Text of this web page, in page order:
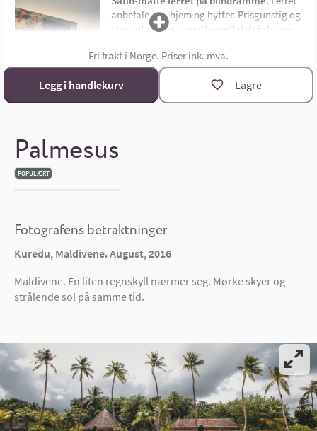
Palmesus
POPULÆRT
anbefales for hjem og hytter. Prisgunstig og
elegant med halvmatt overflatetekstur og
limtre blindramme. Bildemål oppgis som
bredde x høyde i cm.Materialoversikt
Størrelsekalkulator
Fri frakt i Norge. Priser ink. mva.
Legg i handlekurv Lagre
Fotografens betraktninger
Kuredu, Maldivene. August, 2016
Maldivene. En liten regnskyll nærmer seg. Mørke skyer og
strålende sol på samme tid.